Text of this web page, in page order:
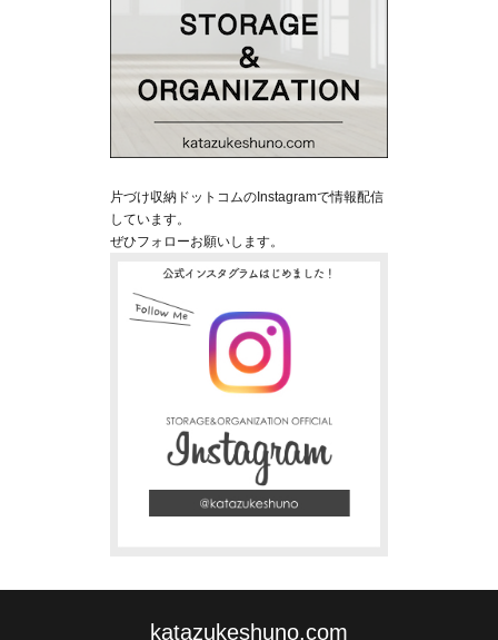
片づけ収納ドットコムのInstagramで情報配信
しています。
ぜひフォローお願いします。
katazukeshuno.com